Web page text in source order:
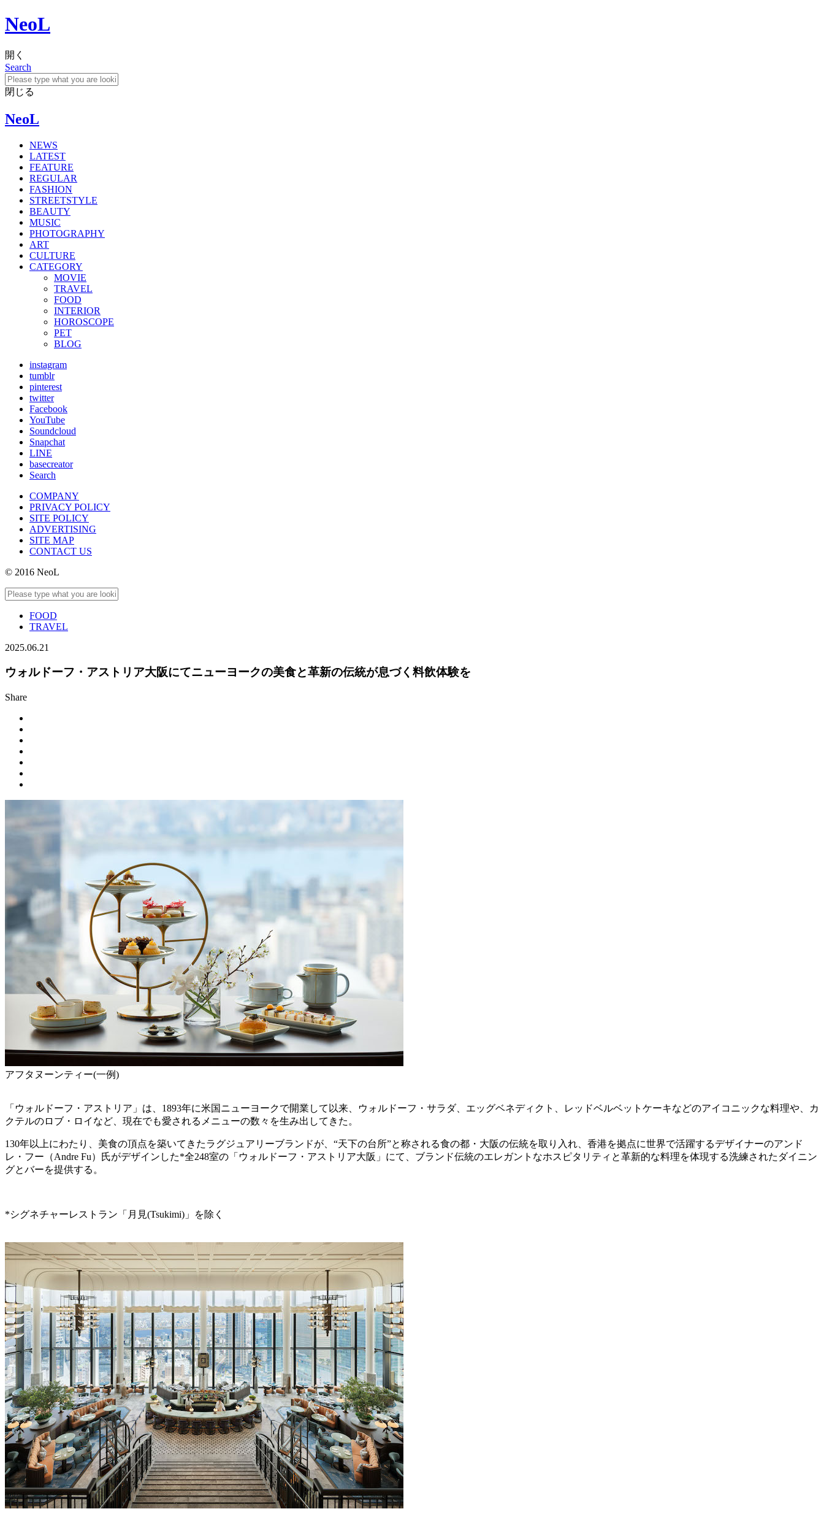
NeoL
開く
Search
閉じる
NeoL
NEWS
LATEST
FEATURE
REGULAR
FASHION
STREETSTYLE
BEAUTY
MUSIC
PHOTOGRAPHY
ART
CULTURE
CATEGORY
MOVIE
TRAVEL
FOOD
INTERIOR
HOROSCOPE
PET
BLOG
instagram
tumblr
pinterest
twitter
Facebook
YouTube
Soundcloud
Snapchat
LINE
basecreator
Search
COMPANY
PRIVACY POLICY
SITE POLICY
ADVERTISING
SITE MAP
CONTACT US
© 2016 NeoL
FOOD
TRAVEL
2025.06.21
ウォルドーフ・アストリア大阪にてニューヨークの美食と革新の伝統が息づく料飲体験を
Share
アフタヌーンティー(一例)
「ウォルドーフ・アストリア」は、1893年に米国ニューヨークで開業して以来、ウォルドーフ・サラダ、エッグベネディクト、レッドベルベットケーキなどのアイコニックな料理や、カ
クテルのロブ・ロイなど、現在でも愛されるメニューの数々を生み出してきた。
130年以上にわたり、美食の頂点を築いてきたラグジュアリーブランドが、“天下の台所”と称される食の都・大阪の伝統を取り入れ、香港を拠点に世界で活躍するデザイナーのアンド
レ・フー（Andre Fu）氏がデザインした*全248室の「ウォルドーフ・アストリア大阪」にて、ブランド伝統のエレガントなホスピタリティと革新的な料理を体現する洗練されたダイニン
グとバーを提供する。
*シグネチャーレストラン「月見(Tsukimi)」を除く